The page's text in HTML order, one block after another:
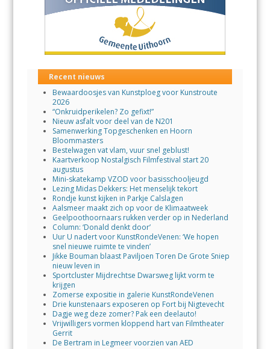
Recent nieuws
Bewaardoosjes van Kunstploeg voor Kunstroute
2026
“Onkruidperikelen? Zo gefixt!”
Nieuw asfalt voor deel van de N201
Samenwerking Topgeschenken en Hoorn
Bloommasters
Bestelwagen vat vlam, vuur snel geblust!
Kaartverkoop Nostalgisch Filmfestival start 20
augustus
Mini-skatekamp VZOD voor basisschooljeugd
Lezing Midas Dekkers: Het menselijk tekort
Rondje kunst kijken in Parkje Calslagen
Aalsmeer maakt zich op voor de Klimaatweek
Geelpoothoornaars rukken verder op in Nederland
Column: ‘Donald denkt door’
Uur U nadert voor KunstRondeVenen: ‘We hopen
snel nieuwe ruimte te vinden’
Jikke Bouman blaast Paviljoen Toren De Grote Sniep
nieuw leven in
Sportcluster Mijdrechtse Dwarsweg lijkt vorm te
krijgen
Zomerse expositie in galerie KunstRondeVenen
Drie kunstenaars exposeren op Fort bij Nigtevecht
Dagje weg deze zomer? Pak een deelauto!
Vrijwilligers vormen kloppend hart van Filmtheater
Gerrit
De Bertram in Legmeer voorzien van AED